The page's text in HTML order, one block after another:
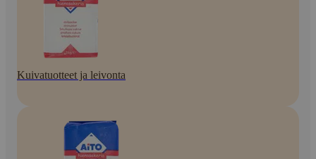
Kuivatuotteet ja leivonta